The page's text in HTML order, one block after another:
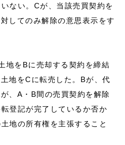
ない。Cが、当該売買契約を
してのみ解除の意思表示をす
地をBに売却する契約を締結
地をCに転売した。Bが、代
、A・B間の売買契約を解除
登記が完了しているか否か
地の所有権を主張すること